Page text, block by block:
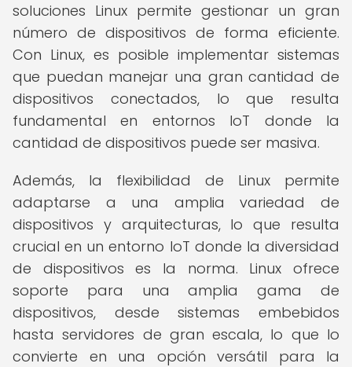
soluciones Linux permite gestionar un gran
número de dispositivos de forma eficiente.
Con Linux, es posible implementar sistemas
que puedan manejar una gran cantidad de
dispositivos conectados, lo que resulta
fundamental en entornos IoT donde la
cantidad de dispositivos puede ser masiva.
Además, la flexibilidad de Linux permite
adaptarse a una amplia variedad de
dispositivos y arquitecturas, lo que resulta
crucial en un entorno IoT donde la diversidad
de dispositivos es la norma. Linux ofrece
soporte para una amplia gama de
dispositivos, desde sistemas embebidos
hasta servidores de gran escala, lo que lo
convierte en una opción versátil para la